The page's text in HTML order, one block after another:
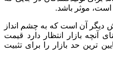
موثر باشد.
دیگر آن است که به چشم انداز
آنچه بازار انتظار دارد قیمت
ترین حد بازار را برای تثبیت